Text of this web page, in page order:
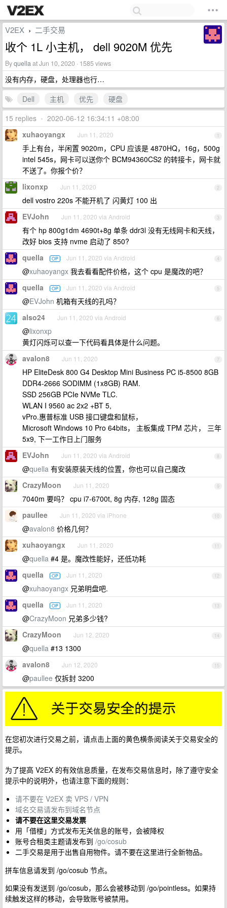
V2EX › 二手交易
收个 1L 小主机， dell 9020M 优先
Byquellaat Jun 10, 2020 · 1585 views
没有内存，硬盘，处理器也行…
Dell
主机 优先
硬盘
15 replies • 2020-06-12 16:34:11 +08:00
1
xuhaoyangx Jun 11, 2020
手上有台，半闲置 9020m，CPU 应该是 4870HQ，16g，500g
intel 545s，网卡可以送你个 BCM94360CS2 的转接卡，网卡就
不送了。你报个价？
2
lixonxp Jun 11, 2020
dell vostro 220s 不能开机了 闪黄灯 100 出
3
EVJohn Jun 11, 2020 via Android
有个 hp 800g1dm 4690t+8g 单条 ddr3l 没有无线网卡和天线，
改好 bios 支持 nvme 启动了 850?
4
quella OP Jun 11, 2020 via Android
@xuhaoyangx 我去看看配件价格，这个 cpu 是魔改的吧？
5
quella OP Jun 11, 2020 via Android
@EVJohn 机箱有天线的孔吗？
6
also24 Jun 11, 2020 via Android
@lixonxp
黄灯闪烁可以查一下代码看具体是什么问题。
7
avalon8 Jun 11, 2020
HP EliteDesk 800 G4 Desktop Mini Business PC i5-8500 8GB
DDR4-2666 SODIMM (1x8GB) RAM.
SSD 256GB PCIe NVMe TLC.
WLAN I 9560 ac 2x2 +BT 5,
vPro.惠普标准 USB 接口键盘和鼠标，
Microsoft Windows 10 Pro 64bits， 主板集成 TPM 芯片， 三年
5x9, 下一工作日上门服务
8
EVJohn Jun 11, 2020 via Android
@quella 有安装原装天线的位置，你也可以自己魔改
9
CrazyMoon Jun 11, 2020
7040m 要吗？ cpu i7-6700t, 8g 内存, 128g 固态
10
paullee Jun 11, 2020 via iPhone
@avalon8 价格几何？
11
xuhaoyangx Jun 11, 2020
@quella #4 是。魔改性能好，还低功耗
12
quella OP Jun 11, 2020
@xuhaoyangx 兄弟明盘吧.
13
quella OP Jun 11, 2020
@CrazyMoon 兄弟多少钱?
14
CrazyMoon Jun 12, 2020
@quella #13 1300
15
avalon8 Jun 12, 2020
@paullee 仅拆封 3200
在您初次进行交易之前，请点击上面的黄色横条阅读关于交易安全的
提示。
为了提高 V2EX 的有效信息质量，在发布交易信息时，除了遵守安全
提示中的说明外，也请注意下面的规则：
请不要在 V2EX 卖 VPS / VPN
域名交易请发布到域名节点
请不要在这里交易发票
用「借楼」方式发布无关信息的账号，会被降权
账号合租类主题请发布到 /go/cosub
二手交易是用于出售自用物件。请不要在这里进行全新物品。
拼车信息请发到 /go/cosub 节点。
如果没有发送到 /go/cosub，那么会被移动到 /go/pointless。如果持
续触发这样的移动，会导致账号被禁用。